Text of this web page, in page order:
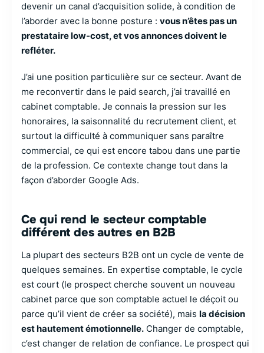
devenir un canal d’acquisition solide, à condition de
l’aborder avec la bonne posture : vous n’êtes pas un
prestataire low-cost, et vos annonces doivent le
refléter.
J’ai une position particulière sur ce secteur. Avant de
me reconvertir dans le paid search, j’ai travaillé en
cabinet comptable. Je connais la pression sur les
honoraires, la saisonnalité du recrutement client, et
surtout la difficulté à communiquer sans paraître
commercial, ce qui est encore tabou dans une partie
de la profession. Ce contexte change tout dans la
façon d’aborder Google Ads.
Ce qui rend le secteur comptable
différent des autres en B2B
La plupart des secteurs B2B ont un cycle de vente de
quelques semaines. En expertise comptable, le cycle
est court (le prospect cherche souvent un nouveau
cabinet parce que son comptable actuel le déçoit ou
parce qu’il vient de créer sa société), mais la décision
est hautement émotionnelle. Changer de comptable,
c’est changer de relation de confiance. Le prospect qui